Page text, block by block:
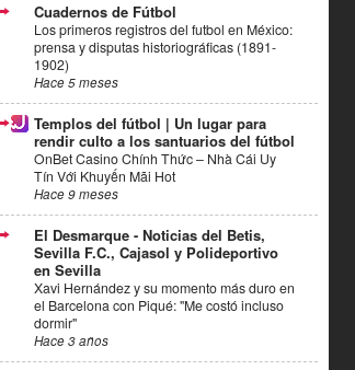
Cuadernos de Fútbol
Los primeros registros del futbol en México:
prensa y disputas historiográficas (1891-
1902)
Hace 5 meses
Templos del fútbol | Un lugar para
rendir culto a los santuarios del fútbol
OnBet Casino Chính Thức – Nhà Cái Uy
Tín Với Khuyến Mãi Hot
Hace 9 meses
El Desmarque - Noticias del Betis,
Sevilla F.C., Cajasol y Polideportivo
en Sevilla
Xavi Hernández y su momento más duro en
el Barcelona con Piqué: "Me costó incluso
dormir"
Hace 3 años